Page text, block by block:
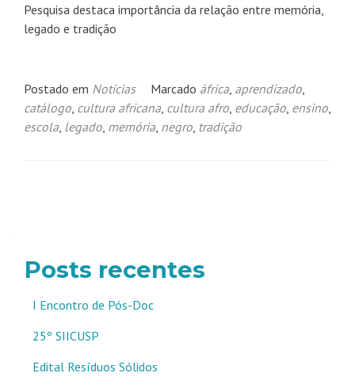
Pesquisa destaca importância da relação entre memória,
legado e tradição
Postado em Notícias Marcado áfrica, aprendizado
catálogo cultura africana, cultura afro educação ensino
escola, legado memória, negro tradição
Posts recentes
I Encontro de Pós-Doc
25º SIICUSP
Edital Resíduos Sólidos